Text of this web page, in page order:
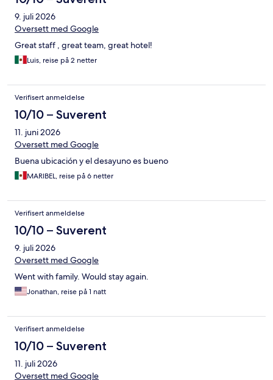
9. juli 2026
Oversett med Google
Great staff , great team, great hotel!
Luis, reise på 2 netter
Verifisert anmeldelse
10/10 – Suverent
11. juni 2026
Oversett med Google
Buena ubicación y el desayuno es bueno
MARIBEL, reise på 6 netter
Verifisert anmeldelse
10/10 – Suverent
9. juli 2026
Oversett med Google
Went with family. Would stay again.
Jonathan, reise på 1 natt
Verifisert anmeldelse
10/10 – Suverent
11. juli 2026
Oversett med Google